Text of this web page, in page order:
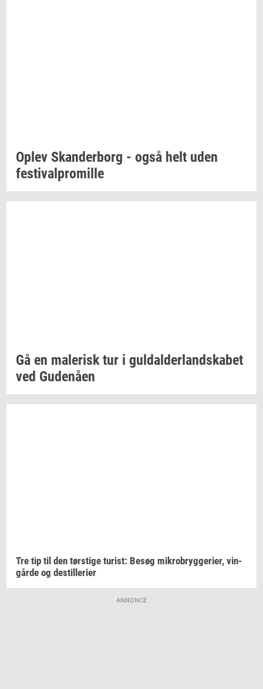
Oplev Skan­der­borg - også helt uden
festi­val­pro­mil­le
Gå en ma­le­risktur i gul­dal­der­land­ska­bet
ved Gu­denå­en
Tre tip til den tørsti­ge turist: Besøg mi­kro­bryg­ge­ri­er, vin­
går­de og destil­le­ri­er
ANNONCE